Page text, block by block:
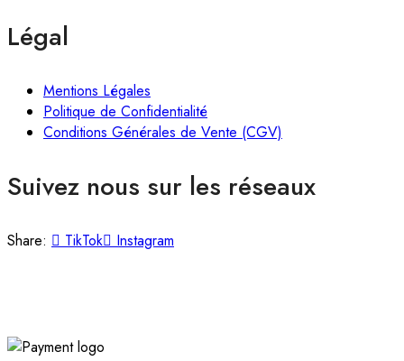
Légal
Mentions Légales
Politique de Confidentialité
Conditions Générales de Vente (CGV)
Suivez nous sur les réseaux
Share: TikTok Instagram